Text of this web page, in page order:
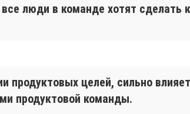
люди в команде хотят сделать
продуктовых целей, сильно
продуктовой команды.